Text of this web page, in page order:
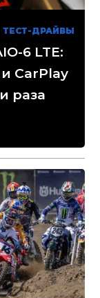
ТЕСТ-ДРАЙВЫ
6 LTE:
и CarPlay
раза